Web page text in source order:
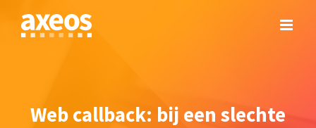
Web callback: bij een slechte